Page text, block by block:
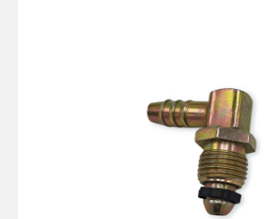
Оптика и светотехника
Запчасти кузова и зеркала
Малый коммерческий транспорт